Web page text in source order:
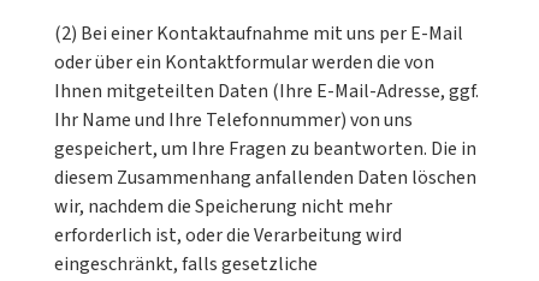
(2) Bei einer Kontaktaufnahme mit uns per E-Mail
oder über ein Kontaktformular werden die von
Ihnen mitgeteilten Daten (Ihre E-Mail-Adresse, ggf.
Ihr Name und Ihre Telefonnummer) von uns
gespeichert, um Ihre Fragen zu beantworten. Die in
diesem Zusammenhang anfallenden Daten löschen
wir, nachdem die Speicherung nicht mehr
erforderlich ist, oder die Verarbeitung wird
eingeschränkt, falls gesetzliche